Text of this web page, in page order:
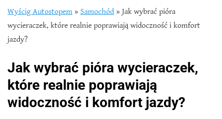
Wyścig Autostopem » Samochód » Jak wybrać pióra
wycieraczek, które realnie poprawiają widoczność i komfort
jazdy?
Jak wybrać pióra wycieraczek,
które realnie poprawiają
widoczność i komfort jazdy?